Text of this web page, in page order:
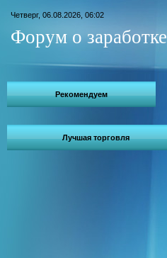
Четверг, 06.08.2026, 06:02
Форум о заработке
Рекомендуем
Лучшая торговля